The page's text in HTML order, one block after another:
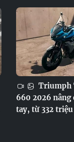
Triumph
660 2026 nâng
tay, từ 332